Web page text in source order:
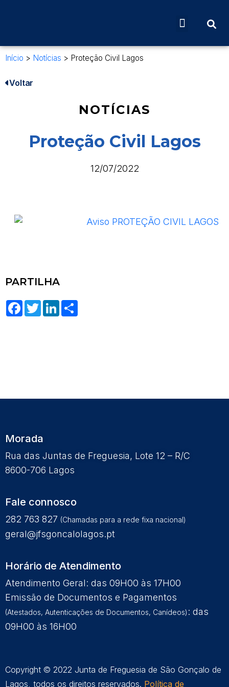
Início > Notícias > Proteção Civil Lagos
Voltar
NOTÍCIAS
Proteção Civil Lagos
12/07/2022
PARTILHA
Facebook
TwitterLinkedIn
Morada
Rua das Juntas de Freguesia, Lote 12 – R/C
8600-706 Lagos
Fale connosco
282 763 827 (Chamadas para a rede fixa nacional)
geral@jfsgoncalolagos.pt
Horário de Atendimento
Atendimento Geral: das 09H00 às 17H00
Emissão de Documentos e Pagamentos
(Atestados, Autenticações de Documentos, Canídeos) : das
09H00 às 16H00
Copyright © 2022 Junta de Freguesia de São Gonçalo de
Lagos, todos os direitos reservados. Política de